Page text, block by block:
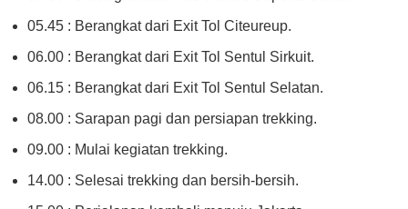
05.45 : Berangkat dari Exit Tol Citeureup.
06.00 : Berangkat dari Exit Tol Sentul Sirkuit.
06.15 : Berangkat dari Exit Tol Sentul Selatan.
08.00 : Sarapan pagi dan persiapan trekking.
09.00 : Mulai kegiatan trekking.
14.00 : Selesai trekking dan bersih-bersih.